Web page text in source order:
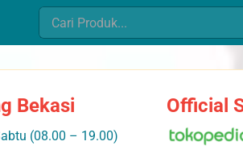
Search
for:
Bekasi
(08.00 – 19.00)
Official